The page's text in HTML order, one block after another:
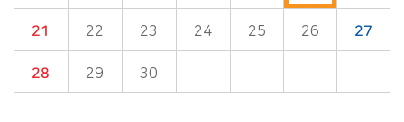
21 22 23 24 25 26 27
28 29 30